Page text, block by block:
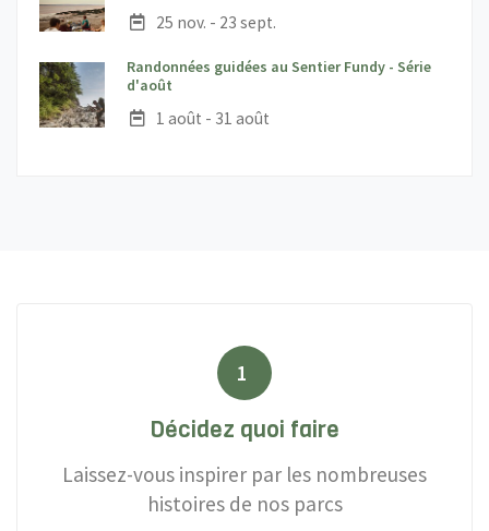
Date :
25 nov. - 23 sept.
Randonnées guidées au Sentier Fundy - Série
d'août
Date :
1 août - 31 août
1
Décidez quoi faire
Laissez-vous inspirer par les nombreuses
histoires de nos parcs